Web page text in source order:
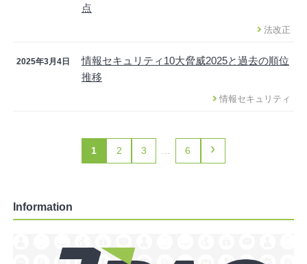
点
法改正
2025年3月4日
情報セキュリティ10大脅威2025と過去の順位
推移
情報セキュリティ
1 2 3 … 6 ›
Information